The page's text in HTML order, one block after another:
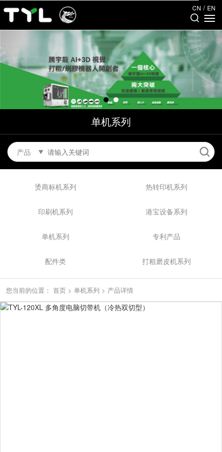
CN / EN
单机系列
产品
烫商标机系列 热转印机系列
印刷机系列 港宝设备系列
单机系列 专利产品
配件类 打粗磨皮机系列
您当前的位置： 首页 > 单机系列 > 产品详情